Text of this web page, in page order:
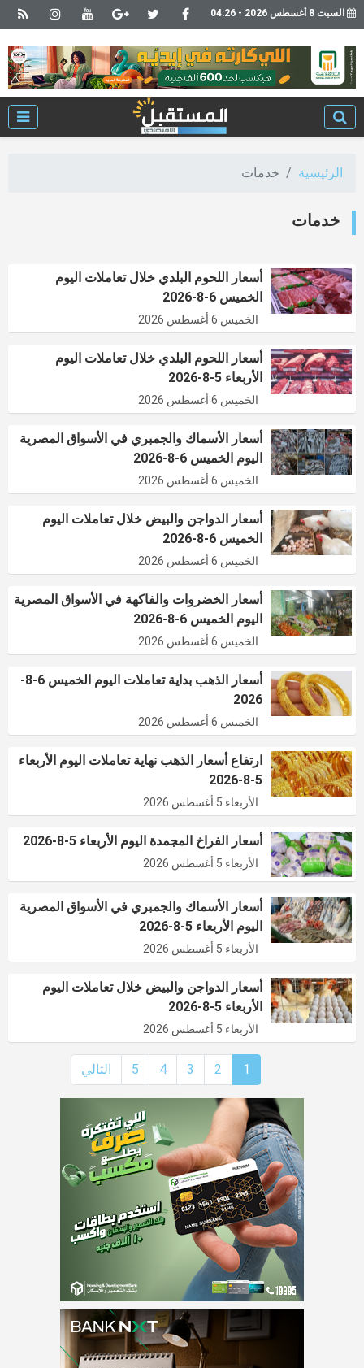
السبت 8 أغسطس 2026 - 04:26
الرئيسية خدمات
خدمات
أسعار اللحوم البلدي خلال تعاملات اليوم
الخميس 6-8-2026
الخميس 6 أغسطس 2026
أسعار اللحوم البلدي خلال تعاملات اليوم
الأربعاء 5-8-2026
الخميس 6 أغسطس 2026
أسعار الأسماك والجمبري في الأسواق المصرية
اليوم الخميس 6-8-2026
الخميس 6 أغسطس 2026
أسعار الدواجن والبيض خلال تعاملات اليوم
الخميس 6-8-2026
الخميس 6 أغسطس 2026
أسعار الخضروات والفاكهة في الأسواق المصرية
اليوم الخميس 6-8-2026
الخميس 6 أغسطس 2026
أسعار الذهب بداية تعاملات اليوم الخميس 6-8-
2026
الخميس 6 أغسطس 2026
ارتفاع أسعار الذهب نهاية تعاملات اليوم الأربعاء
5-8-2026
الأربعاء 5 أغسطس 2026
أسعار الفراخ المجمدة اليوم الأربعاء 5-8-2026
الأربعاء 5 أغسطس 2026
أسعار الأسماك والجمبري في الأسواق المصرية
اليوم الأربعاء 5-8-2026
الأربعاء 5 أغسطس 2026
أسعار الدواجن والبيض خلال تعاملات اليوم
الأربعاء 5-8-2026
الأربعاء 5 أغسطس 2026
1
2
3
4
5 التالي